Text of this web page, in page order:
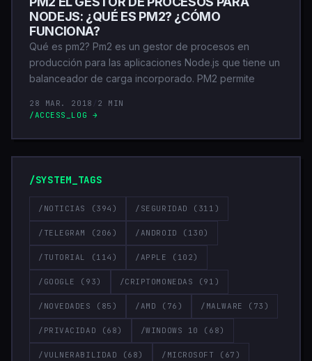
NODEJS: ¿QUÉ ES PM2? ¿CÓMO
FUNCIONA?
Qué es pm2? Pm2 es un gestor de procesos en
producción para las aplicaciones Node.js que tiene un
balanceador de carga incorporado. PM2 permite
28 MAR. 2018
2 MIN
/ACCESS_LOG →
/SYSTEM_TAGS
/NOTICIAS (394) /SEGURIDAD (311)
/TELEGRAM (206) /ANDROID (130)
/TUTORIAL (114) /APPLE (102)
/GOOGLE (93) /CRIPTOMONEDAS (91)
/NOVEDADES (85) /AMD (76) /MALWARE (73)
/PRIVACIDAD (68) /WINDOWS 10 (68)
/VULNERABILIDAD (68) /MICROSOFT (67)